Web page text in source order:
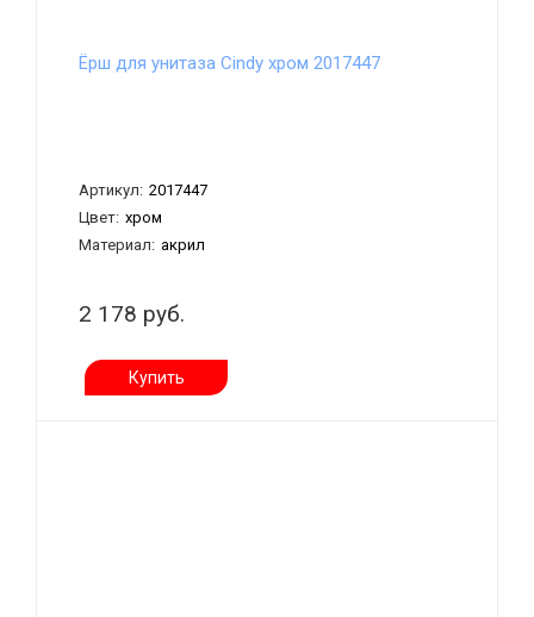
Ёрш для унитаза Cindy хром 2017447
Артикул: 2017447
Цвет: хром
Материал: акрил
2 178 руб.
Купить